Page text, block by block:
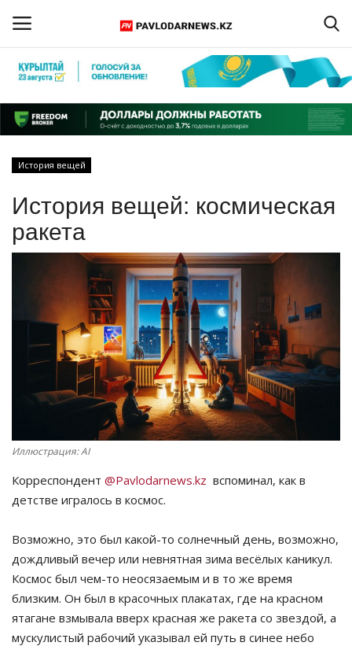
Регистрация
Главная
ПАВЛОДАРСКАЯ ОБЛАСТЬ
КАЗАХСТАН
СПЕЦПРОЕКТЫ
РАЗВЛЕЧЕНИЯ
OFFICIAL
Курултай
Язык
История вещей
История вещей: космическая
ракета
Иллюстрация: AI
Корреспондент @Pavlodarnews.kz вспоминал, как в
детстве игралось в космос.
Возможно, это был какой-то солнечный день, возможно,
дождливый вечер или невнятная зима весёлых каникул.
Космос был чем-то неосязаемым и в то же время
близким. Он был в красочных плакатах, где на красном
ятагане взмывала вверх красная же ракета со звездой, а
мускулистый рабочий указывал ей путь в синее небо